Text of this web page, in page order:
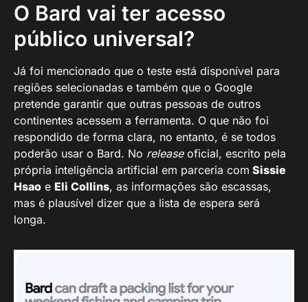
O Bard vai ter acesso
público universal?
Já foi mencionado que o teste está disponível para
regiões selecionadas e também que o Google
pretende garantir que outras pessoas de outros
continentes acessem a ferramenta. O que não foi
respondido de forma clara, no entanto, é se todos
poderão usar o Bard. No release oficial, escrito pela
própria inteligência artificial em parceria com Sissie
Hsao e Eli Collins, as informações são escassas,
mas é plausível dizer que a lista de espera será
longa.